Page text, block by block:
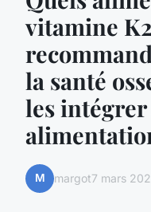
vitamine
la santé
les intégrer
M margot7 mars